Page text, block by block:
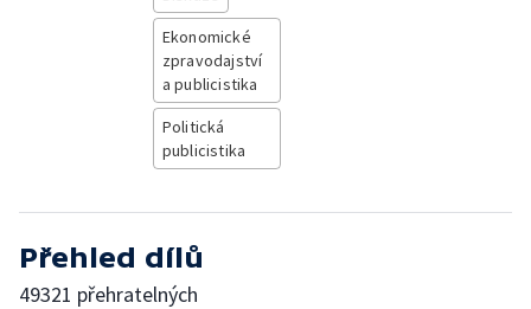
Ekonomické
zpravodajství
a publicistika
Politická
publicistika
Přehled dílů
49321 přehratelných